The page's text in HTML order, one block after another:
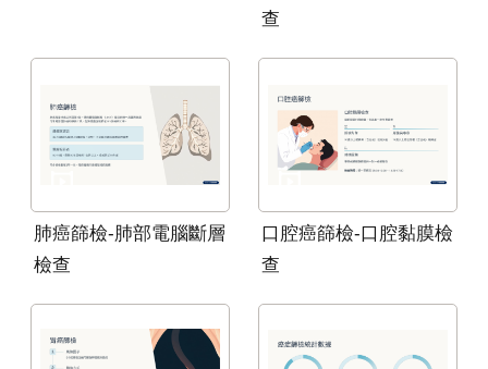
查
肺癌篩檢-肺部電腦斷層
檢查
口腔癌篩檢-口腔黏膜檢
查